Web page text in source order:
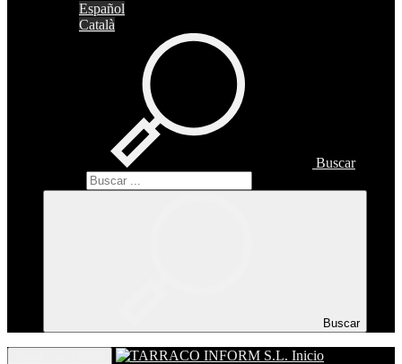
Español
Català
Buscar
Buscar
Inicio